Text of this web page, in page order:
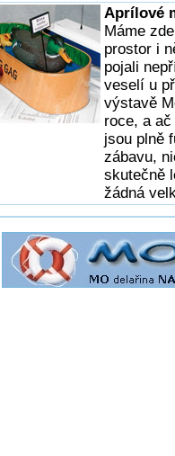
Aprílové
Máme
prostor i
pojali
veselí u
výstavě
roce, a
jsou plně
zábavu,
skutečně
žádná